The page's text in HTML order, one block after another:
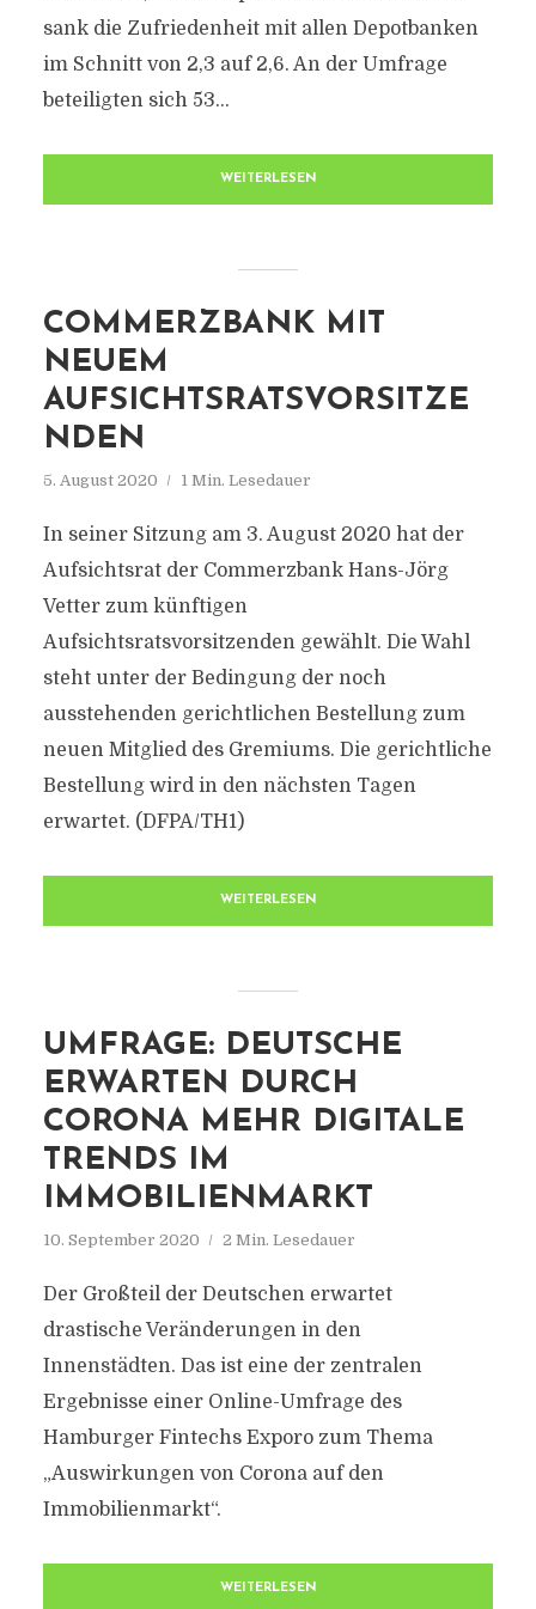
sank die Zufriedenheit mit allen Depotbanken
im Schnitt von 2,3 auf 2,6. An der Umfrage
beteiligten sich 53...
WEITERLESEN
COMMERZBANK MIT
NEUEM
AUFSICHTSRATSVORSITZE
NDEN
5. August 2020 1 Min. Lesedauer
In seiner Sitzung am 3. August 2020 hat der
Aufsichtsrat der Commerzbank Hans-Jörg
Vetter zum künftigen
Aufsichtsratsvorsitzenden gewählt. Die Wahl
steht unter der Bedingung der noch
ausstehenden gerichtlichen Bestellung zum
neuen Mitglied des Gremiums. Die gerichtliche
Bestellung wird in den nächsten Tagen
erwartet. (DFPA/TH1)
WEITERLESEN
UMFRAGE: DEUTSCHE
ERWARTEN DURCH
CORONA MEHR DIGITALE
TRENDS IM
IMMOBILIENMARKT
10. September 2020 2 Min. Lesedauer
Der Großteil der Deutschen erwartet
drastische Veränderungen in den
Innenstädten. Das ist eine der zentralen
Ergebnisse einer Online-Umfrage des
Hamburger Fintechs Exporo zum Thema
„Auswirkungen von Corona auf den
Immobilienmarkt“.
WEITERLESEN